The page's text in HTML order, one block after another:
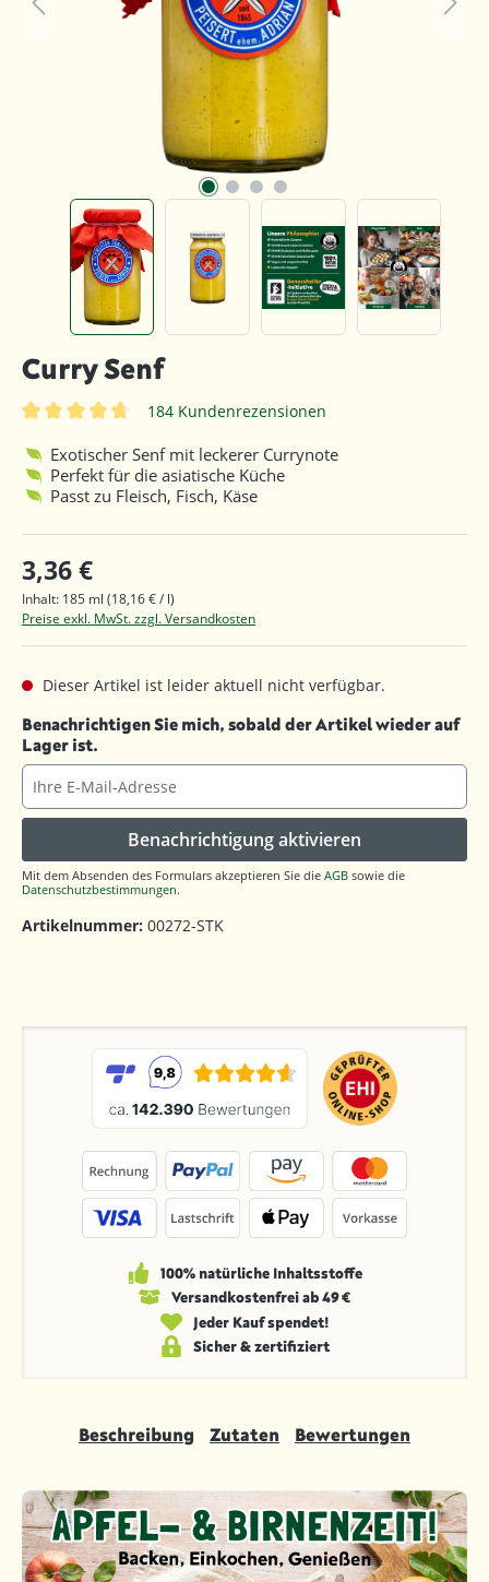
Curry Senf
184 Kundenrezensionen
Exotischer Senf mit leckerer Currynote
Perfekt für die asiatische Küche
Passt zu Fleisch, Fisch, Käse
3,36 €
Inhalt: 185 ml (18,16 € / l)
Preise exkl. MwSt. zzgl. Versandkosten
Dieser Artikel ist leider aktuell nicht verfügbar.
Benachrichtigen Sie mich, sobald der Artikel wieder auf
Lager ist.
Ihre E-Mail-Adresse
Benachrichtigung aktivieren
Mit dem Absenden des Formulars akzeptieren Sie die AGB sowie die
Datenschutzbestimmungen.
Artikelnummer: 00272-STK
100% natürliche Inhaltsstoffe
Versandkosten­frei ab 49 €
Jeder Kauf spendet!
Sicher & zertifiziert
Beschreibung Zutaten Bewertungen